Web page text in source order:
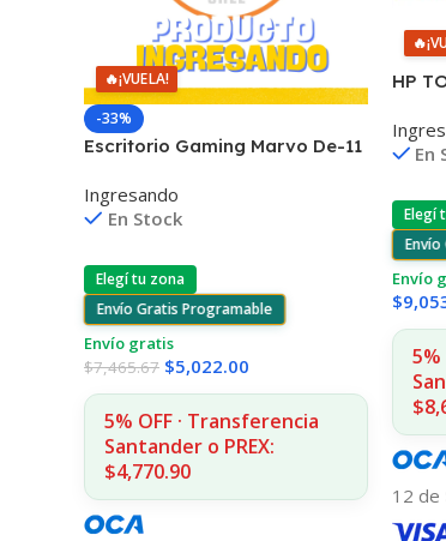
🔥¡VUELA!
-33%
Escritorio Gaming Marvo De-11
Ingresando
En Stock
Elegí tu zona
Envío Gratis Programable
Envío gratis
$7,465.67 $5,022.00
5% OFF · Transferencia
Santander o PREX:
$4,770.90
🔥
HP
1215/
En
Elegí
Envío
$
5%
12 de